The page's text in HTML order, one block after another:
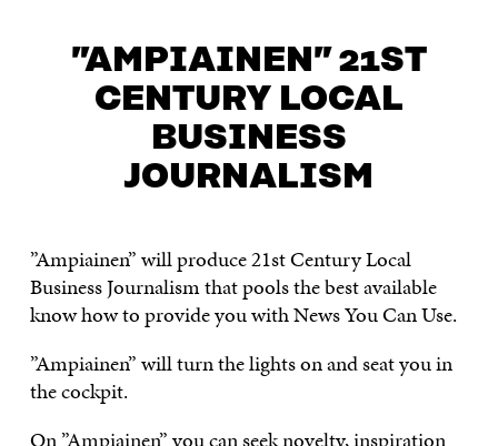
”AMPIAINEN” 21ST
CENTURY LOCAL
BUSINESS
JOURNALISM
”Ampiainen” will produce 21st Century Local
Business Journalism that pools the best available
know how to provide you with News You Can Use.
”Ampiainen” will turn the lights on and seat you in
the cockpit.
On ”Ampiainen” you can seek novelty, inspiration